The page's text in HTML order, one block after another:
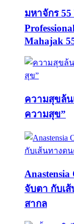
มหาจักร
Mahajak
ความสุขล้น
ความสุข”
จับตา กับเ
สากล